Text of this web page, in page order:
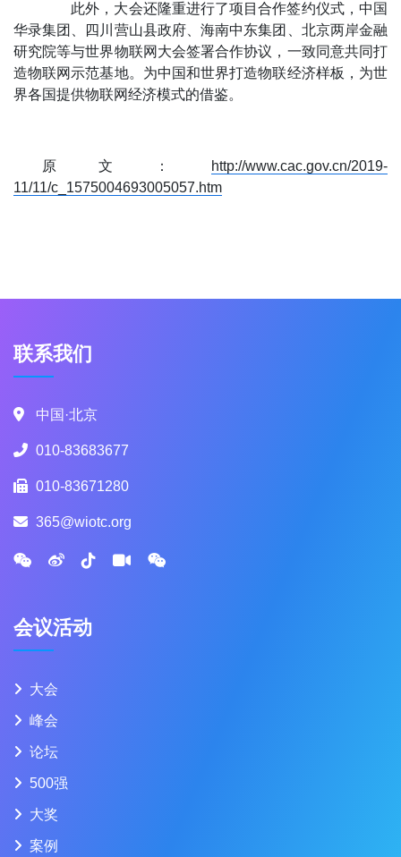
此外，大会还隆重进行了项目合作签约仪式，中国
华录集团、四川营山县政府、海南中东集团、北京两岸金融
研究院等与世界物联网大会签署合作协议，一致同意共同打
造物联网示范基地。为中国和世界打造物联经济样板，为世
界各国提供物联网经济模式的借鉴。
原文：
http://www.cac.gov.cn/2019-
11/11/c_1575004693005057.htm
联系我们
中国·北京
010-83683677
010-83671280
365@wiotc.org
会议活动
大会
峰会
论坛
500强
大奖
案例